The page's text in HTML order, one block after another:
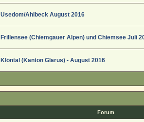
Usedom/Ahlbeck August 2016
Frillensee (Chiemgauer Alpen) und Chiemsee Juli
Klöntal (Kanton Glarus) - August 2016
Forum